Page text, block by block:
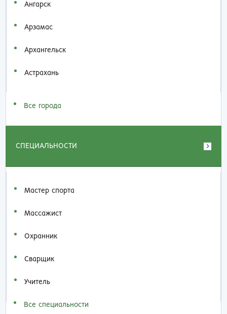
Ангарск
Арзамас
Архангельск
Астрахань
Все города
СПЕЦИАЛЬНОСТИ
Мастер спорта
Массажист
Охранник
Сварщик
Учитель
Все специальности